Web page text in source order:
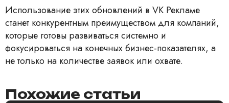
Использование этих обновлений в VK Рекламе
станет конкурентным преимуществом для компаний,
которые готовы развиваться системно и
фокусироваться на конечных бизнес-показателях, а
не только на количестве заявок или охвате.
Похожие статьи